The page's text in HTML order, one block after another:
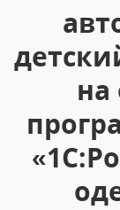
на